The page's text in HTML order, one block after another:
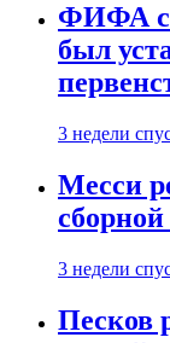
ФИФА
был
3 недели
Месси
3 недели
Песков